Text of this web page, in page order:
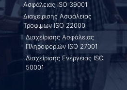
Ασφάλειας ISO 39001
Διαχείρισης Ασφάλειας
Τροφίμων ISO 22000
Διαχείρισης Ασφάλειας
Πληροφοριών ISO 27001
Διαχείρισης Ενέργειας ISO
50001